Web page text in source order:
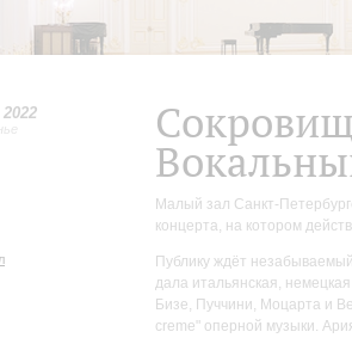
2022
Малый зал Санкт-
концерта, на котором
Публику ждёт
дала итальянская,
Бизе, Пуччини, Моцарта и
creme" оперной музыки.